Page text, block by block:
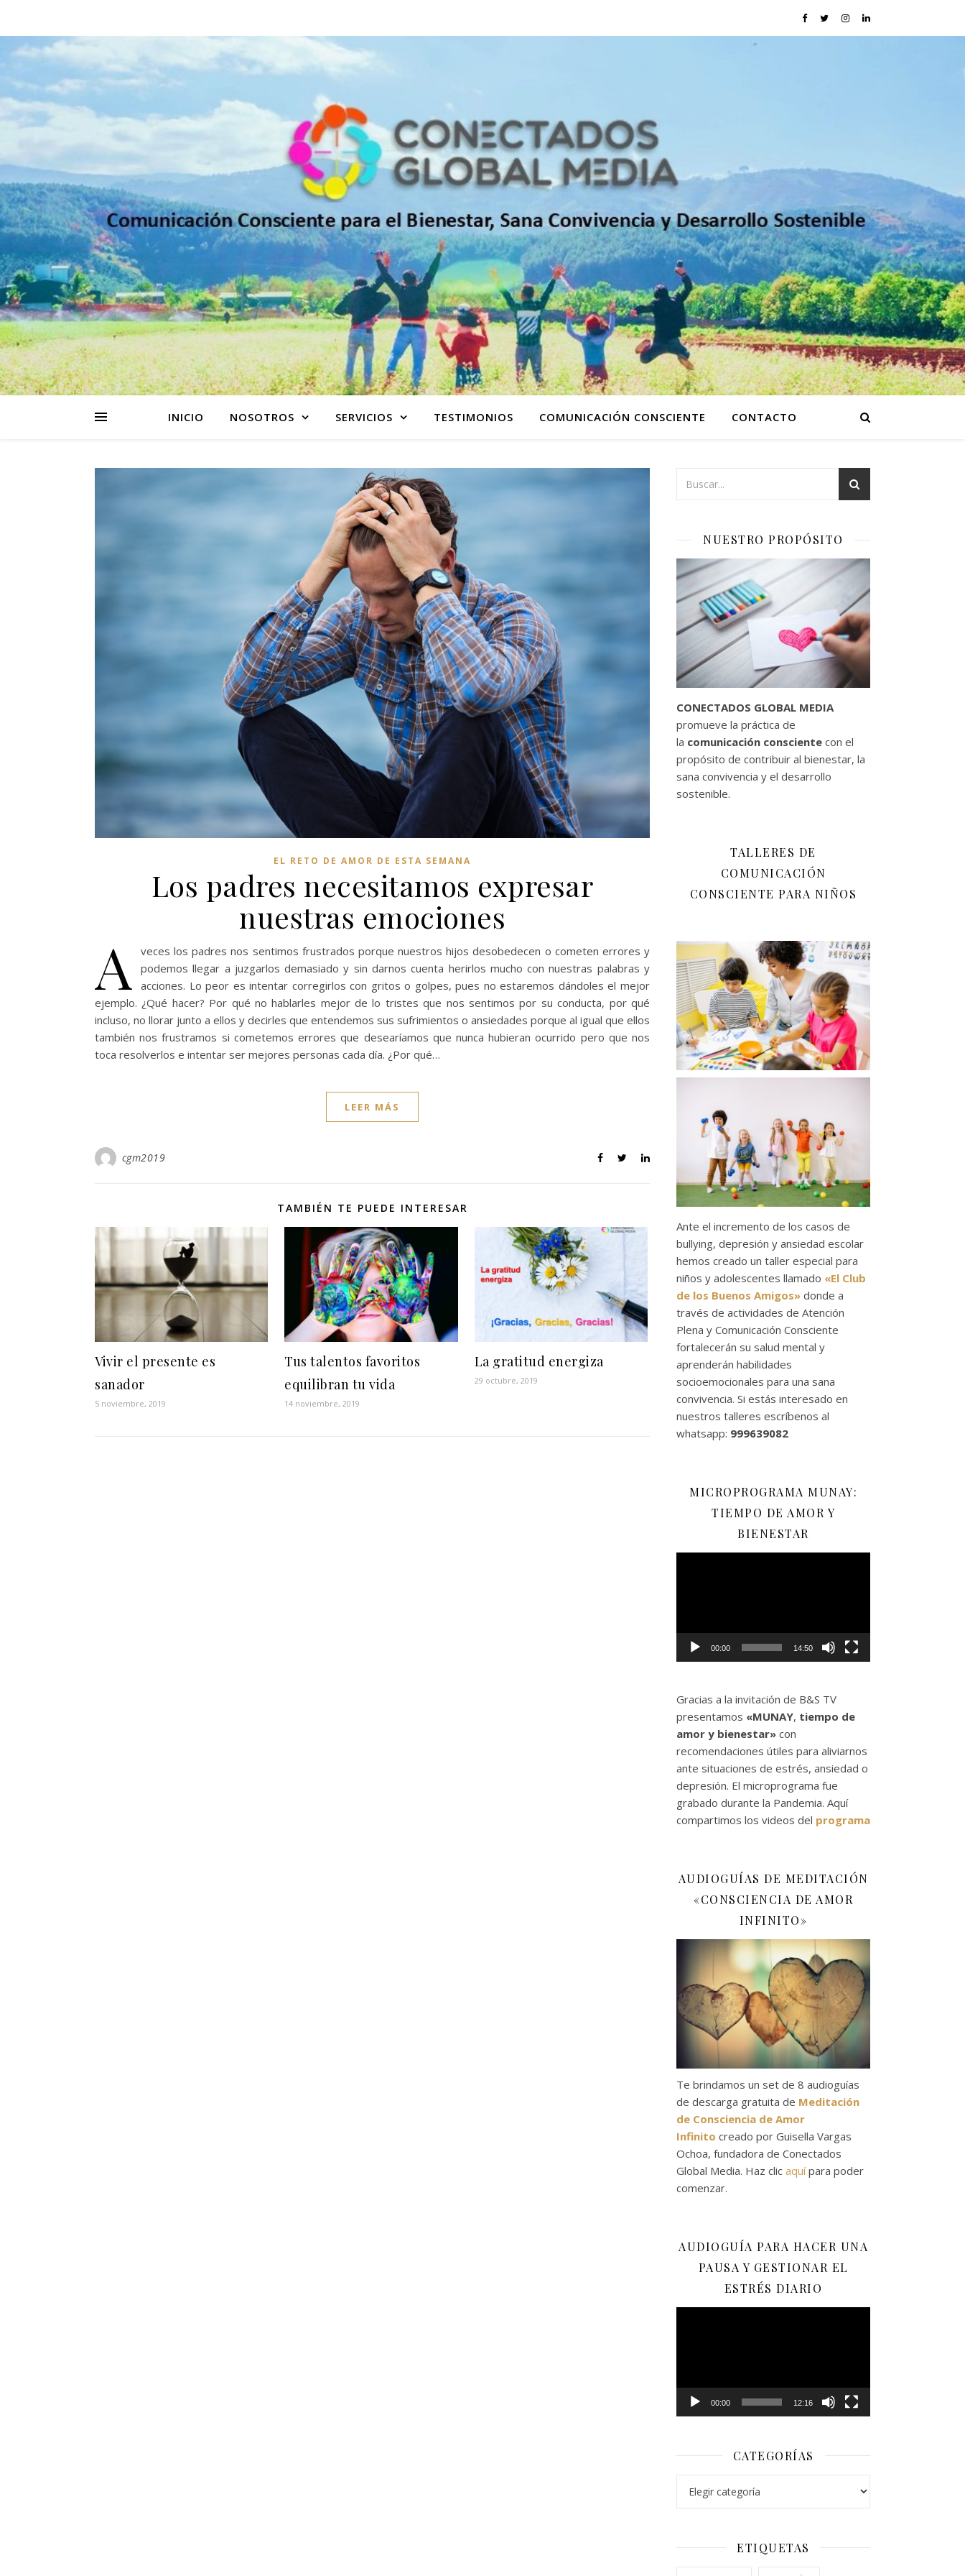
INICIO NOSOTROS SERVICIOS TESTIMONIOS COMUNICACIÓN CONSCIENTE CONTACTO
EL RETO DE AMOR DE ESTA SEMANA
Los padres necesitamos expresar
nuestras emociones
A
veces los padres nos sentimos frustrados porque nuestros hijos desobedecen o cometen errores y
podemos llegar a juzgarlos demasiado y sin darnos cuenta herirlos mucho con nuestras palabras y
acciones. Lo peor es intentar corregirlos con gritos o golpes, pues no estaremos dándoles el mejor
ejemplo. ¿Qué hacer? Por qué no hablarles mejor de lo tristes que nos sentimos por su conducta, por qué
incluso, no llorar junto a ellos y decirles que entendemos sus sufrimientos o ansiedades porque al igual que ellos
también nos frustramos si cometemos errores que desearíamos que nunca hubieran ocurrido pero que nos
toca resolverlos e intentar ser mejores personas cada día. ¿Por qué…
LEER MÁS
cgm2019
TAMBIÉN TE PUEDE INTERESAR
Vivir el presente es
sanador
5 noviembre, 2019
Tus talentos favoritos
equilibran tu vida
14 noviembre, 2019
La gratitud energiza
29 octubre, 2019
NUESTRO PROPÓSITO
CONECTADOS GLOBAL MEDIA
promueve la práctica de
la comunicación consciente con el
propósito de contribuir al bienestar, la
sana convivencia y el desarrollo
sostenible.
TALLERES DE
COMUNICACIÓN
CONSCIENTE PARA NIÑOS
Ante el incremento de los casos de
bullying, depresión y ansiedad escolar
hemos creado un taller especial para
niños y adolescentes llamado «El Club
de los Buenos Amigos» donde a
través de actividades de Atención
Plena y Comunicación Consciente
fortalecerán su salud mental y
aprenderán habilidades
socioemocionales para una sana
convivencia. Si estás interesado en
nuestros talleres escríbenos al
whatsapp: 999639082
MICROPROGRAMA MUNAY:
TIEMPO DE AMOR Y
BIENESTAR
00:00 14:50
Gracias a la invitación de B&S TV
presentamos «MUNAY, tiempo de
amor y bienestar» con
recomendaciones útiles para aliviarnos
ante situaciones de estrés, ansiedad o
depresión. El microprograma fue
grabado durante la Pandemia. Aquí
compartimos los videos del programa
AUDIOGUÍAS DE MEDITACIÓN
«CONSCIENCIA DE AMOR
INFINITO»
Te brindamos un set de 8 audioguías
de descarga gratuita de Meditación
de Consciencia de Amor
Infinito creado por Guisella Vargas
Ochoa, fundadora de Conectados
Global Media. Haz clic aquípara poder
comenzar.
AUDIOGUÍA PARA HACER UNA
PAUSA Y GESTIONAR EL
ESTRÉS DIARIO
00:00 12:16
CATEGORÍAS
ETIQUETAS